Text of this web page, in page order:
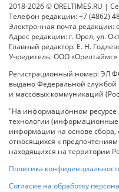
2018-2026 © ORELTIMES.RU |
Телефон редакции: +7 (4862)
Электронная почта редакции:
Адрес редакции: г. Орел, ул.
Главный редактор: Е. Н.
Учредитель: ООО «Орелтаймс»
Регистрационный номер: ЭЛ
выдано Федеральной службой
и массовых коммуникаций
"На информационном
технологии (информационные
информации на основе сбора,
относящихся к
находящихся на территории
Политика
Согласие на обработку